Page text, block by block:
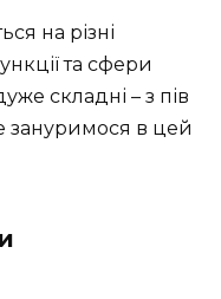
на різні
та сфери
складні – з пів
зануримося в цей